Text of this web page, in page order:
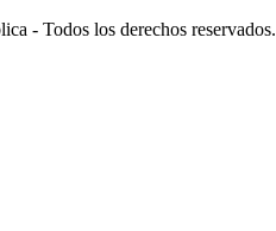
- Todos los derechos reservados.